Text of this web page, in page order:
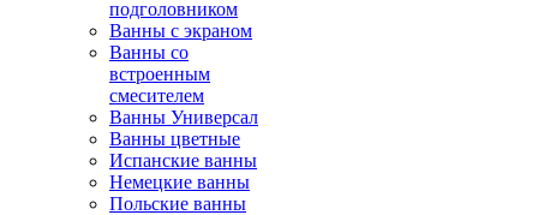
подголовником
Ванны с экраном
Ванны со
встроенным
смесителем
Ванны Универсал
Ванны цветные
Испанские ванны
Немецкие ванны
Польские ванны